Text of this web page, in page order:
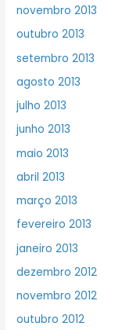
novembro 2013
outubro 2013
setembro 2013
agosto 2013
julho 2013
junho 2013
maio 2013
abril 2013
março 2013
fevereiro 2013
janeiro 2013
dezembro 2012
novembro 2012
outubro 2012